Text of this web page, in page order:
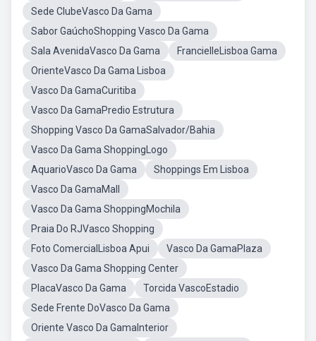
Sede ClubeVasco Da Gama
Sabor GaúchoShopping Vasco Da Gama
Sala AvenidaVasco Da Gama
FrancielleLisboa Gama
OrienteVasco Da Gama Lisboa
Vasco Da GamaCuritiba
Vasco Da GamaPredio Estrutura
Shopping Vasco Da GamaSalvador/Bahia
Vasco Da Gama ShoppingLogo
AquarioVasco Da Gama
Shoppings Em Lisboa
Vasco Da GamaMall
Vasco Da Gama ShoppingMochila
Praia Do RJVasco Shopping
Foto ComercialLisboa Apui
Vasco Da GamaPlaza
Vasco Da Gama Shopping Center
PlacaVasco Da Gama
Torcida VascoEstadio
Sede Frente DoVasco Da Gama
Oriente Vasco Da GamaInterior